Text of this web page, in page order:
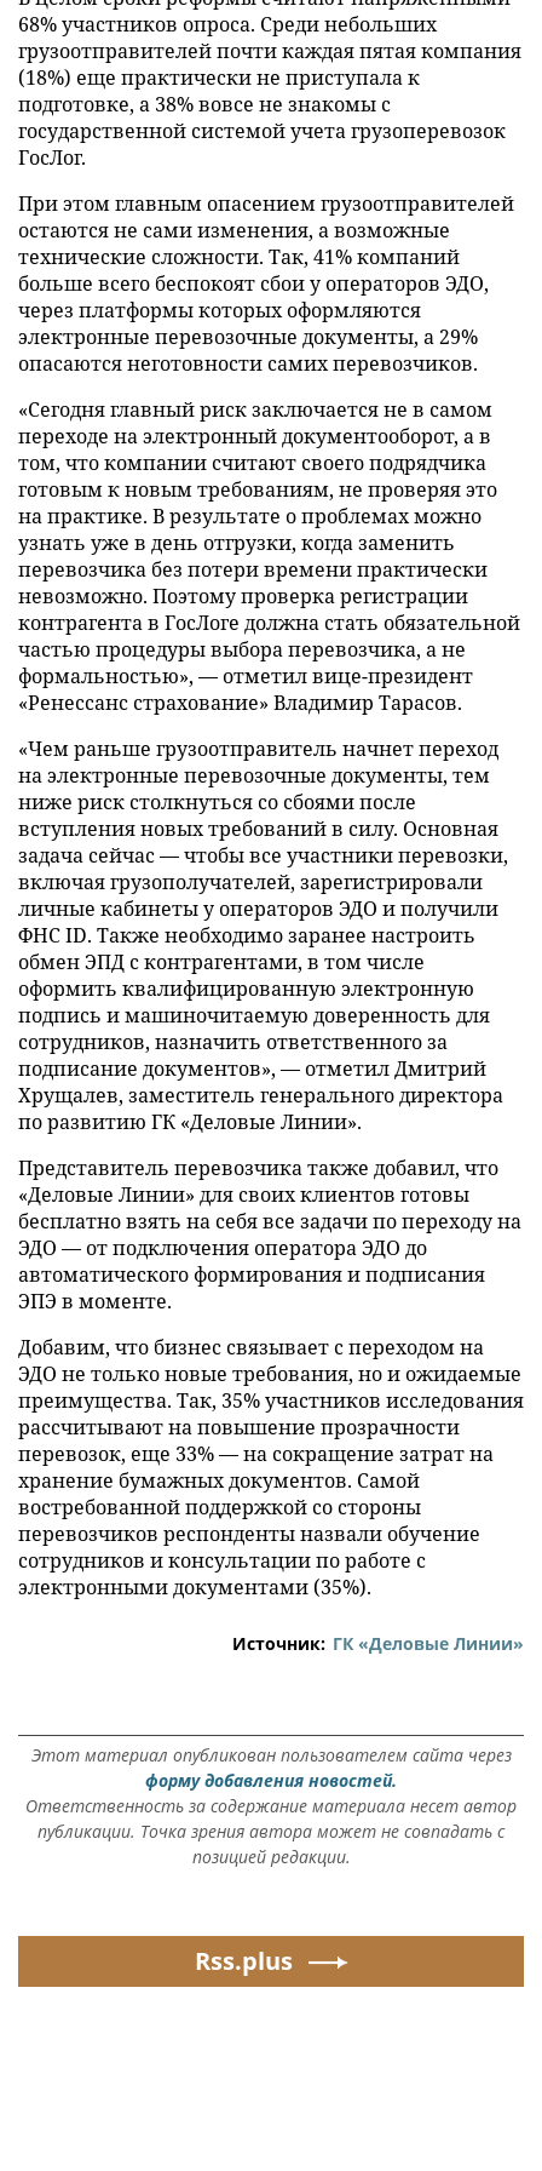
68% участников опроса. Среди небольших
грузоотправителей почти каждая пятая компания
(18%) еще практически не приступала к
подготовке, а 38% вовсе не знакомы с
государственной системой учета грузоперевозок
ГосЛог.
При этом главным опасением грузоотправителей
остаются не сами изменения, а возможные
технические сложности. Так, 41% компаний
больше всего беспокоят сбои у операторов ЭДО,
через платформы которых оформляются
электронные перевозочные документы, а 29%
опасаются неготовности самих перевозчиков.
«Сегодня главный риск заключается не в самом
переходе на электронный документооборот, а в
том, что компании считают своего подрядчика
готовым к новым требованиям, не проверяя это
на практике. В результате о проблемах можно
узнать уже в день отгрузки, когда заменить
перевозчика без потери времени практически
невозможно. Поэтому проверка регистрации
контрагента в ГосЛоге должна стать обязательной
частью процедуры выбора перевозчика, а не
формальностью», — отметил вице-президент
«Ренессанс страхование» Владимир Тарасов.
«Чем раньше грузоотправитель начнет переход
на электронные перевозочные документы, тем
ниже риск столкнуться со сбоями после
вступления новых требований в силу. Основная
задача сейчас — чтобы все участники перевозки,
включая грузополучателей, зарегистрировали
личные кабинеты у операторов ЭДО и получили
ФНС ID. Также необходимо заранее настроить
обмен ЭПД с контрагентами, в том числе
оформить квалифицированную электронную
подпись и машиночитаемую доверенность для
сотрудников, назначить ответственного за
подписание документов», — отметил Дмитрий
Хрущалев, заместитель генерального директора
по развитию ГК «Деловые Линии».
Представитель перевозчика также добавил, что
«Деловые Линии» для своих клиентов готовы
бесплатно взять на себя все задачи по переходу на
ЭДО — от подключения оператора ЭДО до
автоматического формирования и подписания
ЭПЭ в моменте.
Добавим, что бизнес связывает с переходом на
ЭДО не только новые требования, но и ожидаемые
преимущества. Так, 35% участников исследования
рассчитывают на повышение прозрачности
перевозок, еще 33% — на сокращение затрат на
хранение бумажных документов. Самой
востребованной поддержкой со стороны
перевозчиков респонденты назвали обучение
сотрудников и консультации по работе с
электронными документами (35%).
Источник: ГК «Деловые Линии»
Этот материал опубликован пользователем сайта через
форму добавления новостей.
Ответственность за содержание материала несет автор
публикации. Точка зрения автора может не совпадать с
позицией редакции.
Rss.plus